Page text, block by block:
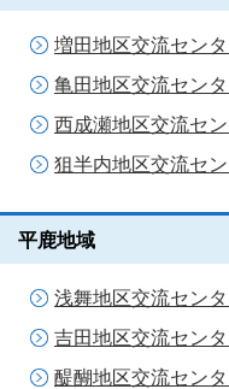
増田地区交流セン
亀田地区交流セン
西成瀬地区交流セ
狙半内地区交流セ
平鹿地域
浅舞地区交流セン
吉田地区交流セン
醍醐地区交流セン